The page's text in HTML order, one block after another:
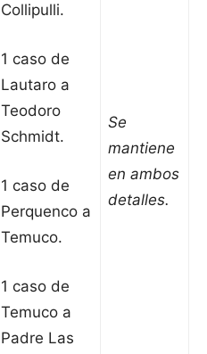
Collipulli.
1 caso de
Lautaro a
Teodoro
Schmidt.
1 caso de
Perquenco a
Temuco.
1 caso de
Temuco a
Padre Las
Se
mantiene
en ambos
detalles.